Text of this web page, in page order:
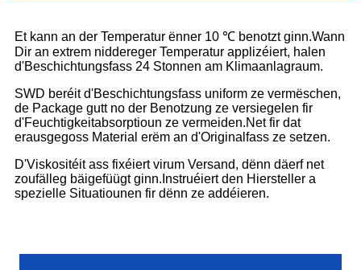
Et kann an der Temperatur ënner 10 ℃ benotzt ginn.Wann
Dir an extrem niddereger Temperatur applizéiert, halen
d'Beschichtungsfass 24 Stonnen am Klimaanlagraum.
SWD beréit d'Beschichtungsfass uniform ze vermëschen,
de Package gutt no der Benotzung ze versiegelen fir
d'Feuchtigkeitabsorptioun ze vermeiden.Net fir dat
erausgegoss Material erëm an d'Originalfass ze setzen.
D'Viskositéit ass fixéiert virum Versand, dënn däerf net
zoufälleg bäigefüügt ginn.Instruéiert den Hiersteller a
spezielle Situatiounen fir dënn ze addéieren.